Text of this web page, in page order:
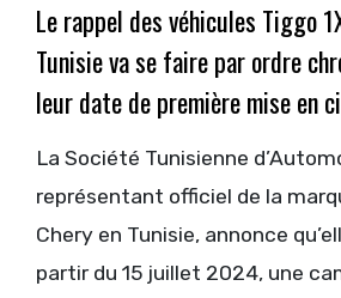
Le rappel des véhicules Tiggo
Tunisie va se faire par ordre
leur date de première mise en
La Société Tunisienne
représentant officiel de la
Chery en Tunisie, annonce
partir du 15 juillet 2024, une